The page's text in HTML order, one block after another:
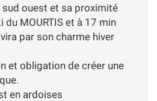
ouest et sa proximité
du MOURTIS et à 17 min
par son charme hiver
et obligation de créer une
en ardoises